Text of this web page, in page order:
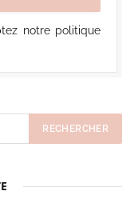
notre politique